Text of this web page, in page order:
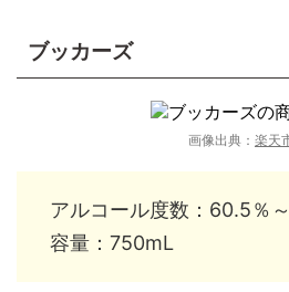
ブッカーズ
画像出典： 楽天
アルコール度数：60.5％
容量：750mL